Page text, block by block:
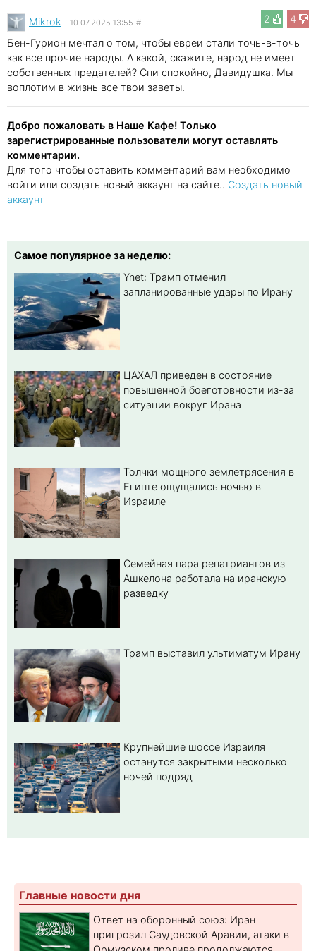
2 4
Mikrok 10.07.2025 13:55 #
Бен-Гурион мечтал о том, чтобы евреи стали точь-в-точь
как все прочие народы. А какой, скажите, народ не имеет
собственных предателей? Спи спокойно, Давидушка. Мы
воплотим в жизнь все твои заветы.
Добро пожаловать в Наше Кафе! Только
зарегистрированные пользователи могут оставлять
комментарии.
Для того чтобы оставить комментарий вам необходимо
войти или создать новый аккаунт на сайте.. Создать новый
аккаунт
Самое популярное за неделю:
Ynet: Трамп отменил
запланированные удары по Ирану
ЦАХАЛ приведен в состояние
повышенной боеготовности из-за
ситуации вокруг Ирана
Толчки мощного землетрясения в
Египте ощущались ночью в
Израиле
Семейная пара репатриантов из
Ашкелона работала на иранскую
разведку
Трамп выставил ультиматум Ирану
Крупнейшие шоссе Израиля
останутся закрытыми несколько
ночей подряд
Главные новости дня
Ответ на оборонный союз: Иран
пригрозил Саудовской Аравии, атаки в